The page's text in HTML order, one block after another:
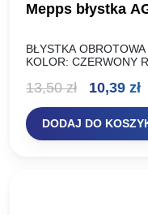
Mepps błystka
BŁYSTKA
KOLOR: CZERWONY
13,50zł
Pierwotna
cena
wynosiła:
10,39 zł
DODAJ DO